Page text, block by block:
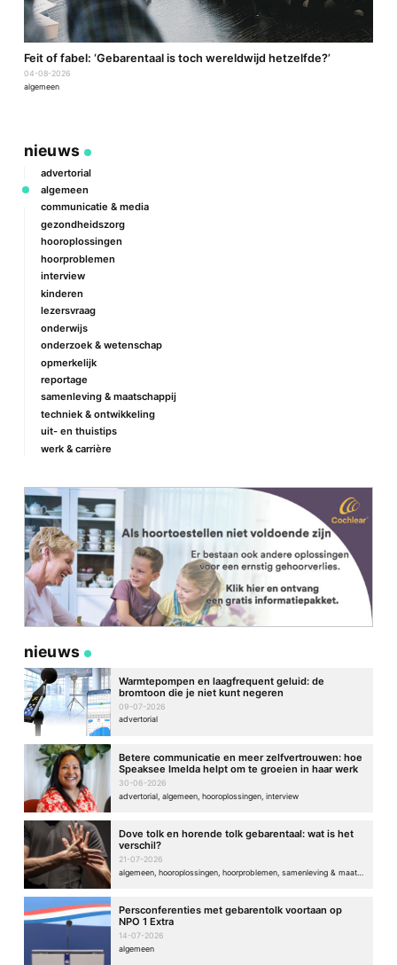
Feit of fabel: ‘Gebarentaal is toch wereldwijd hetzelfde?’
04-08-2026
algemeen
nieuws
advertorial
algemeen
communicatie & media
gezondheidszorg
hooroplossingen
hoorproblemen
interview
kinderen
lezersvraag
onderwijs
onderzoek & wetenschap
opmerkelijk
reportage
samenleving & maatschappij
techniek & ontwikkeling
uit- en thuistips
werk & carrière
nieuws
Warmtepompen en laagfrequent geluid: de
bromtoon die je niet kunt negeren
09-07-2026
advertorial
Betere communicatie en meer zelfvertrouwen: hoe
Speaksee Imelda helpt om te groeien in haar werk
30-06-2026
advertorial, algemeen, hooroplossingen, interview
Dove tolk en horende tolk gebarentaal: wat is het
verschil?
21-07-2026
Persconferenties met gebarentolk voortaan op
NPO 1 Extra
14-07-2026
algemeen